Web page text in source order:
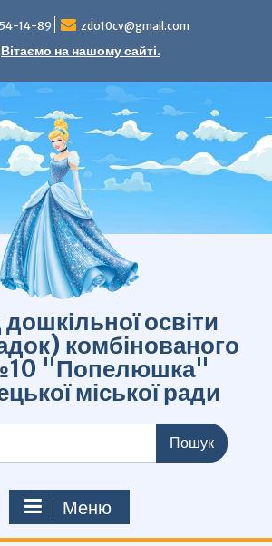
14-89 zdo10cv@gmail.com
Вітаємо на нашому сайті.
освіти
комбінованого
"Попелюшка"
міської ради
Меню